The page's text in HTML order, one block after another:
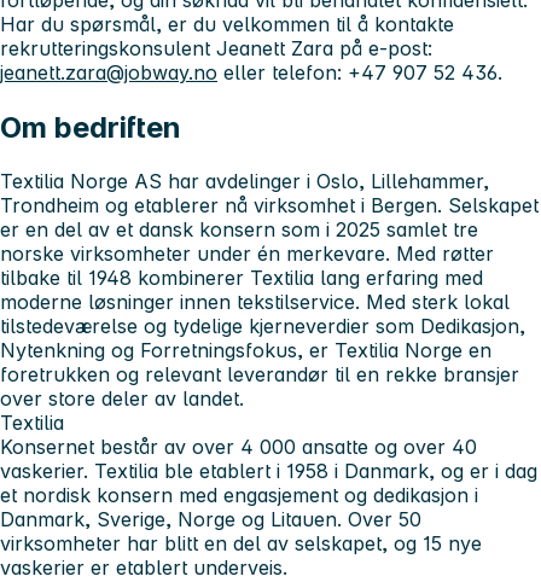
Har du spørsmål, er du velkommen til å kontakte
rekrutteringskonsulent Jeanett Zara på e-post:
jeanett.zara@jobway.no eller telefon: +47 907 52 436.
Om bedriften
Textilia Norge AS har avdelinger i Oslo, Lillehammer,
Trondheim og etablerer nå virksomhet i Bergen. Selskapet
er en del av et dansk konsern som i 2025 samlet tre
norske virksomheter under én merkevare. Med røtter
tilbake til 1948 kombinerer Textilia lang erfaring med
moderne løsninger innen tekstilservice. Med sterk lokal
tilstedeværelse og tydelige kjerneverdier som Dedikasjon,
Nytenkning og Forretningsfokus, er Textilia Norge en
foretrukken og relevant leverandør til en rekke bransjer
over store deler av landet.
Textilia
Konsernet består av over 4 000 ansatte og over 40
vaskerier. Textilia ble etablert i 1958 i Danmark, og er i dag
et nordisk konsern med engasjement og dedikasjon i
Danmark, Sverige, Norge og Litauen. Over 50
virksomheter har blitt en del av selskapet, og 15 nye
vaskerier er etablert underveis.